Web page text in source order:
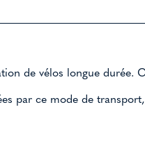
de vélos longue durée.
par ce mode de transport,